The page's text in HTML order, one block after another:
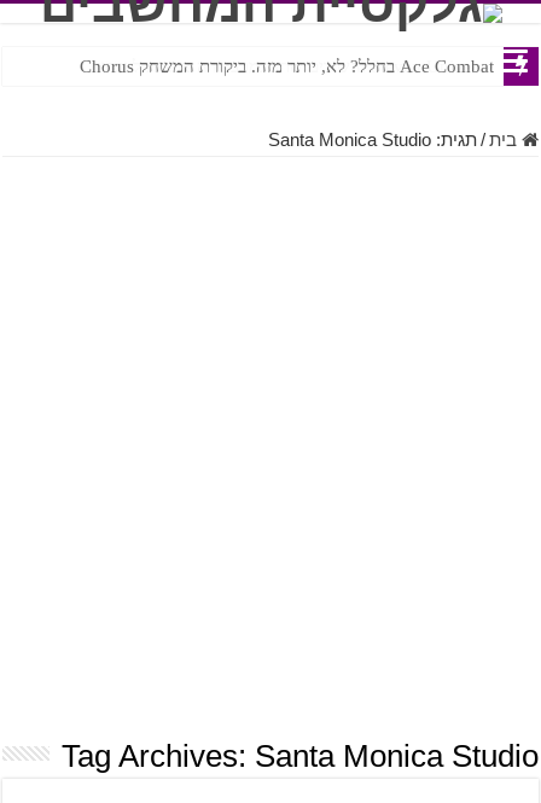
Ace Combat בחלל? לא, יותר מזה. ביקורת המשחק Chorus
Steven Universe והשירים שתורגמו בצורה נוראית לעברית
בית/תגית:Santa Monica Studio
Tag Archives: Santa Monica Studio